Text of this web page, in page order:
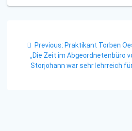
Previous: Previous
post:
Praktikant Torben
„Die Zeit im Abgeordnetenbüro
Storjohann war sehr lehrreich